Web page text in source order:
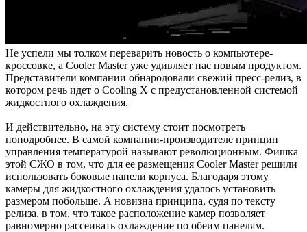
Не успели мы толком переварить новость о компьютере-
кроссовке, а Cooler Master уже удивляет нас новым продуктом.
Представители компании обнародовали свежий пресс-релиз, в
котором речь идет о Cooling X с предустановленной системой
жидкостного охлаждения.
И действительно, на эту систему стоит посмотреть
поподробнее. В самой компании-производителе принцип
управления температурой называют революционным. Фишка
этой СЖО в том, что для ее размещения Cooler Master решили
использовать боковые панели корпуса. Благодаря этому
камеры для жидкостного охлаждения удалось установить
размером побольше. А новизна принципа, судя по тексту
релиза, в том, что такое расположение камер позволяет
равномерно рассеивать охлаждение по обеим панелям.